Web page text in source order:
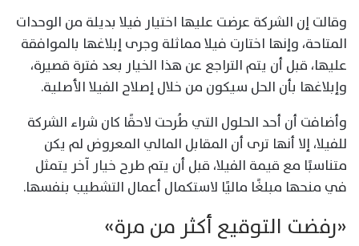
وقالت إن الشركة عرضت عليها اختيار فيلا بديلة من الوحدات
المتاحة، وإنها اختارت فيلا مماثلة وجرى إبلاغها بالموافقة
عليها، قبل أن يتم التراجع عن هذا الخيار بعد فترة قصيرة،
وإبلاغها بأن الحل سيكون من خلال إصلاح الفيلا الأصلية.
وأضافت أن أحد الحلول التي طُرحت لاحقًا كان شراء الشركة
للفيلا، إلا أنها ترى أن المقابل المالي المعروض لم يكن
متناسبًا مع قيمة الفيلا، قبل أن يتم طرح خيار آخر يتمثل
في منحها مبلغًا ماليًا لاستكمال أعمال التشطيب بنفسها.
«رفضت التوقيع أكثر من مرة»